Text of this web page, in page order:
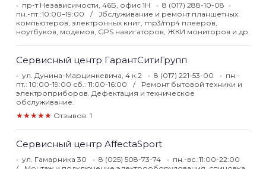
пр-т Независимости, 46Б, офис 1Н
8 (017) 288-10-08
пн.-пт.:10:00–19:00
Jбслуживание и ремонт планшетных
компьютеров, электронных книг, mp3/mp4 плееров,
ноутбуков, модемов, GPS навигаторов, ЖКИ мониторов и др.
Сервисный центр ГарантСитиГрупп
ул. Дунина-Марцинкевича, 4 к.2 8 (017) 221-53-00
пн.-
пт.: 10:00-19:00 сб.: 11:00-16:00
Ремонт бытовой техники и
электроприборов. Дефектация и техническое
обслуживание.
★★★★★ Отзывов: 1
Сервисный центр AffectaSport
ул. Гамарника 30 8 (025) 508-73-74
пн.-вс.:11:00-22:00